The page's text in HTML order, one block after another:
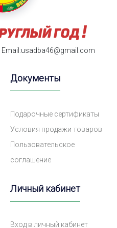
Email:usadba46@gmail.com
Документы
Подарочные сертификаты
Условия продажи товаров
Пользовательское
соглашение
Личный кабинет
Вход в личный кабинет